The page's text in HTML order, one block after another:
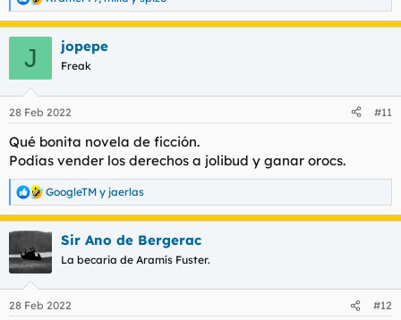
R
e
a
e
:
J jopepe
Freak
28 Feb 2022 #11
Qué bonita novela de ficción.
Podías vender los derechos a jolibud y ganar orocs.
R
e
a
c
i
e
GoogleTM y jaerlas
Sir Ano de Bergerac
La becaria de Aramís Fuster.
28 Feb 2022 #12